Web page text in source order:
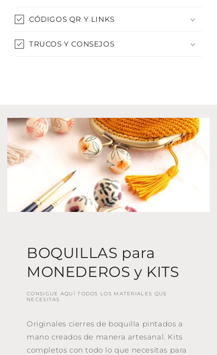
CÓDIGOS QR Y LINKS
TRUCOS Y CONSEJOS
BOQUILLAS para
MONEDEROS y KITS
CONSIGUE AQUÍ TODOS LOS MATERIALES QUE
NECESITAS
Originales cierres de boquilla pintados a
mano creados de manera artesanal. Kits
completos con todo lo que necesitas para